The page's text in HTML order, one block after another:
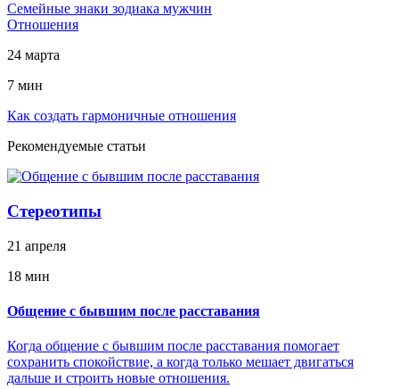
Cемейные знаки зодиака мужчин
Отношения
24 марта
7 мин
Как создать гармоничные отношения
Рекомендуемые статьи
Стереотипы
21 апреля
18 мин
Общение с бывшим после расставания
Когда общение с бывшим после расставания помогает
сохранить спокойствие, а когда только мешает двигаться
дальше и строить новые отношения.